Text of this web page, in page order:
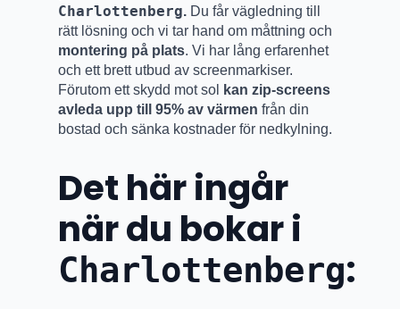
Charlottenberg.Du får vägledning till
rätt lösning och vi tar hand om måttning och
montering på plats. Vi har lång erfarenhet
och ett brett utbud av screenmarkiser.
Förutom ett skydd mot sol
kan zip-screens
avleda upp till 95% av värmen från din
bostad och sänka kostnader för nedkylning.
Det här ingår
när du bokar i
Charlottenberg: